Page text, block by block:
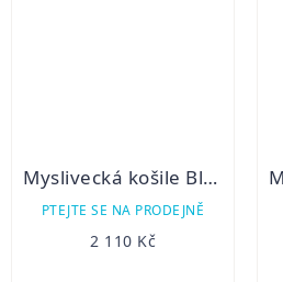
Myslivecká košile Blaser Sergia
PTEJTE SE NA PRODEJNĚ
2 110 Kč